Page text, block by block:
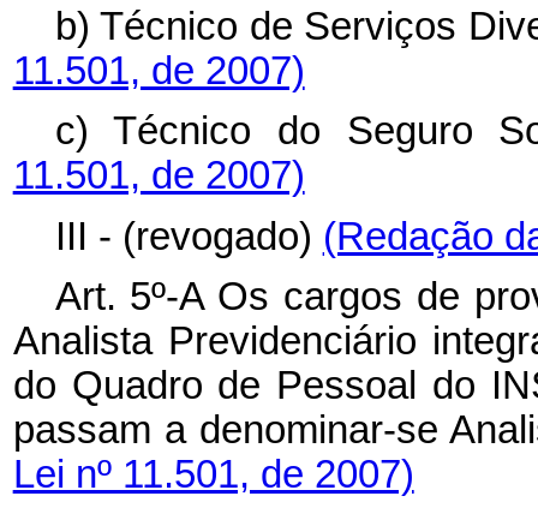
b) Técnico de Serviços
11.501, de 2007)
c) Técnico do Seguro
11.501, de 2007)
III - (revogado) (Redação
Art. 5º-A Os cargos de
Analista Previdenciário
do Quadro de Pessoal do
passam a denominar-se
Lei nº 11.501, de 2007)